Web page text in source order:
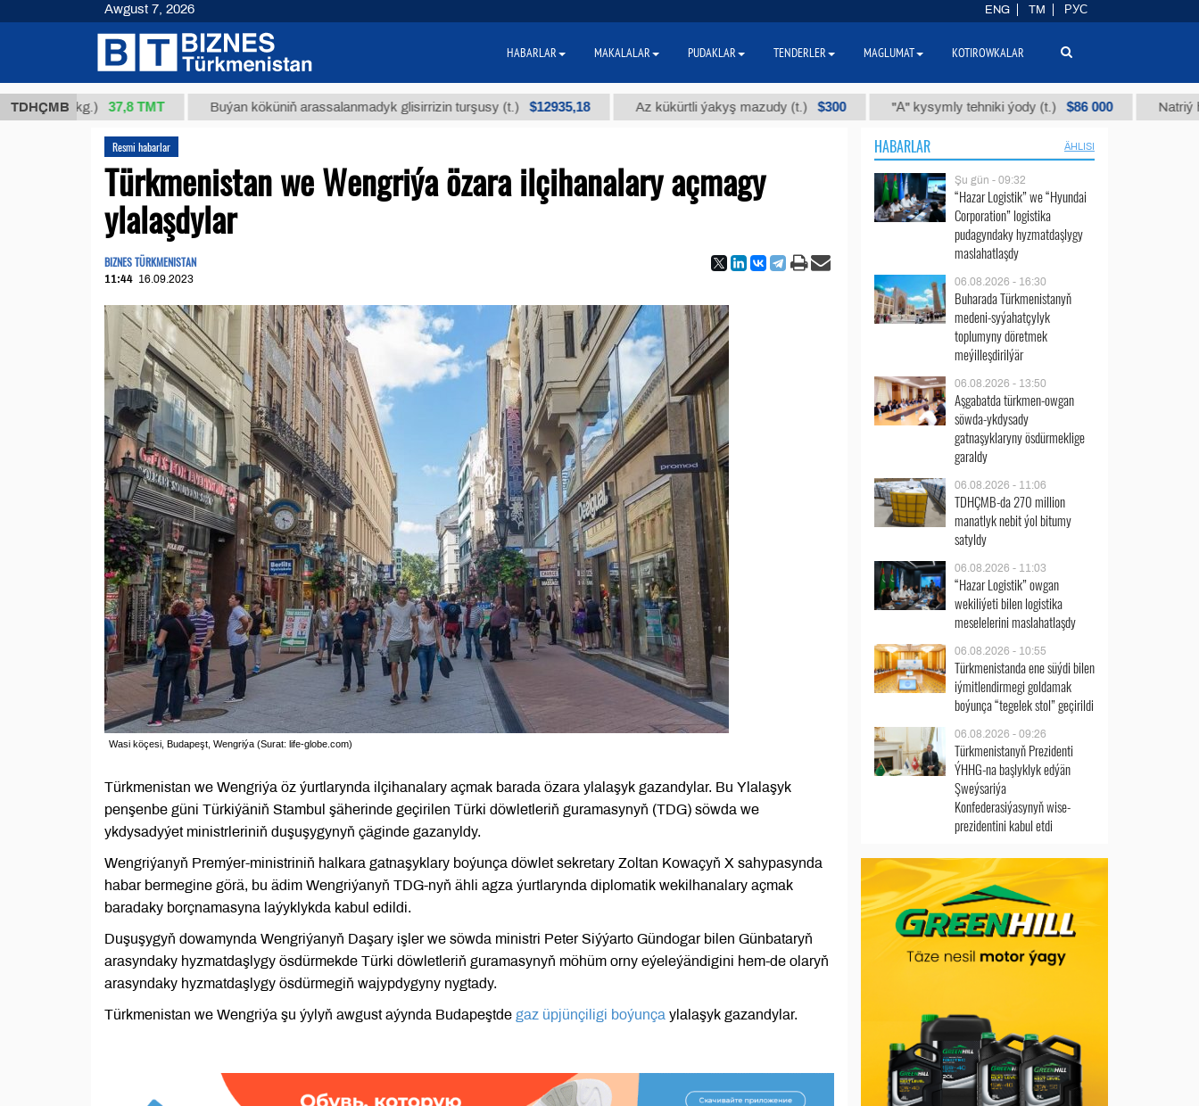
TDHÇMB
1 (kg.) 37,8 ТМТ Buýan köküniň arassalanmadyk glisirrizin turşusy (t.) $12935,18 Az kükürtli ýakyş mazudy (t.) $300 "А" kysymly tehniki ýody (t.) $86 000 Natriý hlorly
Resmi habarlar
Türkmenistan we Wengriýa özara ilçihanalary açmagy
ylalaşdylar
BIZNES TÜRKMENISTAN
11:44 16.09.2023
Wasi köçesi, Budapeşt, Wengriýa (Surat: life-globe.com)
Türkmenistan we Wengriýa öz ýurtlarynda ilçihanalary açmak barada özara ylalaşyk gazandylar. Bu Ylalaşyk
penşenbe güni Türkiýäniň Stambul şäherinde geçirilen Türki döwletleriň guramasynyň (TDG) söwda we
ykdysadyýet ministrleriniň duşuşygynyň çäginde gazanyldy.
Wengriýanyň Premýer-ministriniň halkara gatnaşyklary boýunça döwlet sekretary Zoltan Kowaçyň X sahypasynda
habar bermegine görä, bu ädim Wengriýanyň TDG-nyň ähli agza ýurtlarynda diplomatik wekilhanalary açmak
baradaky borçnamasyna laýyklykda kabul edildi.
Duşuşygyň dowamynda Wengriýanyň Daşary işler we söwda ministri Peter Siýýarto Gündogar bilen Günbataryň
arasyndaky hyzmatdaşlygy ösdürmekde Türki döwletleriň guramasynyň möhüm orny eýeleýändigini hem-de olaryň
arasyndaky hyzmatdaşlygy ösdürmegiň wajypdygyny nygtady.
Türkmenistan we Wengriýa şu ýylyň awgust aýynda Budapeştde gaz üpjünçiligi boýunça ylalaşyk gazandylar.
HABARLAR ÄHLISI
Şu gün - 09:32
“Hazar Logistik” we “Hyundai
Corporation” logistika
pudagyndaky hyzmatdaşlygy
maslahatlaşdy
06.08.2026 - 16:30
Buharada Türkmenistanyň
medeni-syýahatçylyk
toplumyny döretmek
meýilleşdirilýär
06.08.2026 - 13:50
Aşgabatda türkmen-owgan
söwda-ykdysady
gatnaşyklaryny ösdürmeklige
garaldy
06.08.2026 - 11:06
TDHÇMB-da 270 million
manatlyk nebit ýol bitumy
satyldy
06.08.2026 - 11:03
“Hazar Logistik” owgan
wekiliýeti bilen logistika
meselelerini maslahatlaşdy
06.08.2026 - 10:55
Türkmenistanda ene süýdi bilen
iýmitlendirmegi goldamak
boýunça “tegelek stol” geçirildi
06.08.2026 - 09:26
Türkmenistanyň Prezidenti
ÝHHG-na başlyklyk edýän
Şweýsariýa
Konfederasiýasynyň wise-
prezidentini kabul etdi
Awgust 7, 2026 ENG TM РУС
HABARLAR MAKALALAR PUDAKLAR TENDERLER MAGLUMAT KOTIROWKALAR